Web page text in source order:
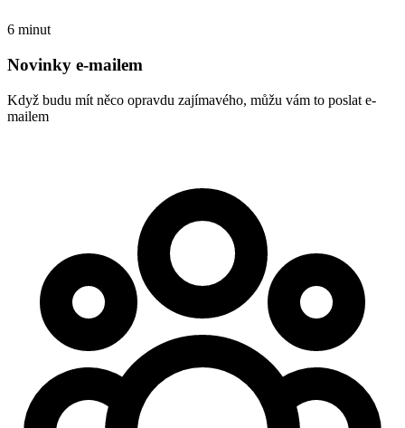
6 minut
Novinky e-mailem
Když budu mít něco opravdu zajímavého, můžu vám to poslat e-
mailem